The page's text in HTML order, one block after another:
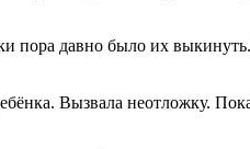
пора давно было их
Вызвала неотложку.